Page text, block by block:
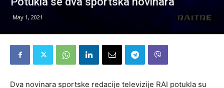
May 1, 2021
Dva novinara sportske redacije televizije RAI potukla su